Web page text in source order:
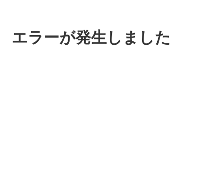
エラーが発生しました